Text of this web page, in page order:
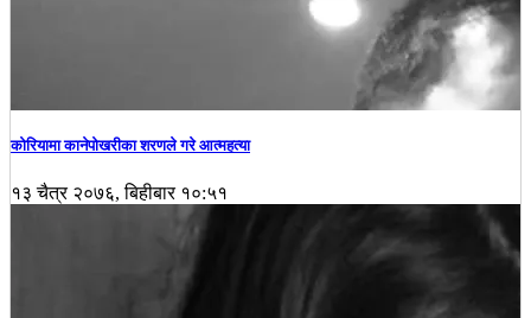
कोरियामा कानेपोखरीका शरणले गरे आत्महत्या
१३ चैत्र २०७६, बिहीबार १०:५१